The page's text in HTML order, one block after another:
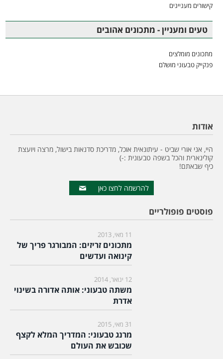
קישורים מעניינים
טעים ומעניין - מתכונים אהובים
מתכונים מומלצים
פנקייק טבעוני מושלם
אודות
היי, אני אורי שביט - עיתונאית אוכל, מדריכת סדנאות בישול, מרצה ויועצת
קולינארית והכל בשפה טבעונית :-)
כיף שבאתם!
להרשמה לחצו כאן
פוסטים פופולריים
11 מאי, 2013
מתכונים זריזים: המבורגר פריך של
קינואה ועדשים
12 ינואר, 2014
משתה טבעוני: אותה אדורה בשינוי
אדרת
31 מאי, 2015
מרנג טבעוני: המדריך המלא לקצף
שכובש את העולם